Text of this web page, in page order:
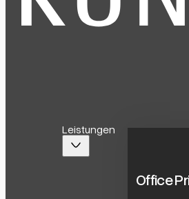
Leistungen
Office